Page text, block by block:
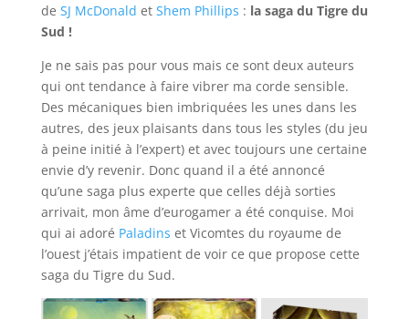
de SJ McDonald et Shem Phillips : la saga du Tigre du
Sud !
Je ne sais pas pour vous mais ce sont deux auteurs
qui ont tendance à faire vibrer ma corde sensible.
Des mécaniques bien imbriquées les unes dans les
autres, des jeux plaisants dans tous les styles (du jeu
à peine initié à l’expert) et avec toujours une certaine
envie d’y revenir. Donc quand il a été annoncé
qu’une saga plus experte que celles déjà sorties
arrivait, mon âme d’eurogamer a été conquise. Moi
qui ai adoré Paladins et Vicomtes du royaume de
l’ouest j’étais impatient de voir ce que propose cette
saga du Tigre du Sud.